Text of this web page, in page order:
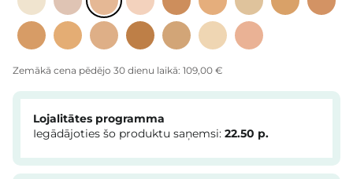
Zemākā cena pēdējo 30 dienu laikā: 109,00 €
Lojalitātes programma
Iegādājoties šo produktu saņemsi: 22.50 p.